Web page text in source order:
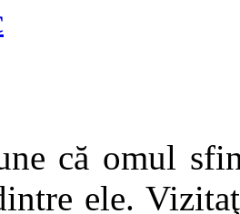
că omul
ele.